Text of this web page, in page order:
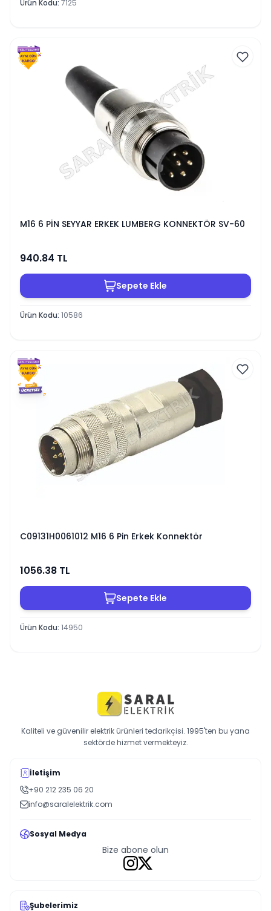
Ürün Kodu: 7125
M16 6 PİN SEYYAR ERKEK LUMBERG KONNEKTÖR SV-60
940.84 TL
Sepete Ekle
Ürün Kodu: 10586
C09131H0061012 M16 6 Pin Erkek Konnektör
1056.38 TL
Sepete Ekle
Ürün Kodu: 14950
Kaliteli ve güvenilir elektrik ürünleri tedarikçisi. 1995'ten bu yana
sektörde hizmet vermekteyiz.
İletişim
+90 212 235 06 20
info@saralelektrik.com
Sosyal Medya
Bize abone olun
Şubelerimiz